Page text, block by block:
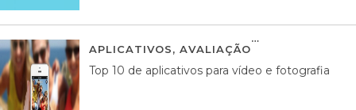
APLICATIVOS, AVALIAÇÃO
Top 10 de aplicativos para vídeo e fotografia